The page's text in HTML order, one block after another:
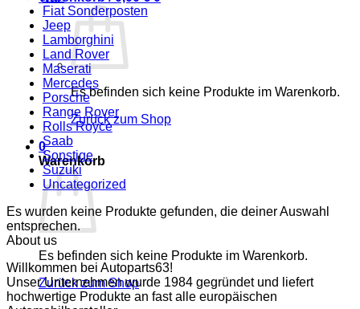
Es befinden sich keine Produkte im Warenkorb.
Zurück zum Shop
0
Warenkorb
Es befinden sich keine Produkte im Warenkorb.
Zurück zum Shop
Fiat Sonderposten
Jeep
Lamborghini
Land Rover
Maserati
Mercedes
Porsche
Range Rover
Rolls Royce
Saab
Sonstige
Suzuki
Uncategorized
Es wurden keine Produkte gefunden, die deiner Auswahl
entsprechen.
About us
Willkommen bei Autoparts63!
Unser Unternehmen wurde 1984 gegründet und liefert
hochwertige Produkte an fast alle europäischen